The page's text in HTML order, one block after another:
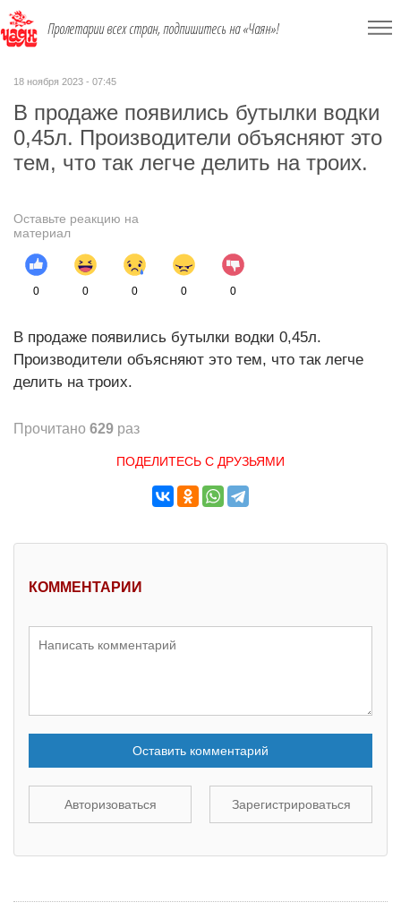
Пролетарии всех стран, подпишитесь на «Чаян»!
18 ноября 2023 - 07:45
В продаже появились бутылки водки
0,45л. Производители объясняют это
тем, что так легче делить на троих.
Оставьте реакцию на
материал
0 0 0 0 0
В продаже появились бутылки водки 0,45л.
Производители объясняют это тем, что так легче
делить на троих.
Прочитано 629 раз
ПОДЕЛИТЕСЬ С ДРУЗЬЯМИ
КОММЕНТАРИИ
Оставить комментарий
Авторизоваться Зарегистрироваться